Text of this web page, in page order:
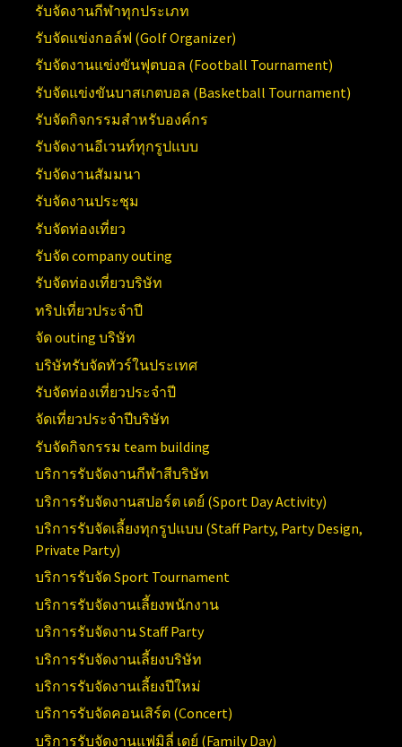
รับจัดงานกีฬาทุกประเภท
รับจัดแข่งกอล์ฟ (Golf Organizer)
รับจัดงานแข่งขันฟุตบอล (Football Tournament)
รับจัดแข่งขันบาสเกตบอล (Basketball Tournament)
รับจัดกิจกรรมสำหรับองค์กร
รับจัดงานอีเวนท์ทุกรูปแบบ
รับจัดงานสัมมนา
รับจัดงานประชุม
รับจัดท่องเที่ยว
รับจัด company outing
รับจัดท่องเที่ยวบริษัท
ทริปเที่ยวประจำปี
จัด outing บริษัท
บริษัทรับจัดทัวร์ในประเทศ
รับจัดท่องเที่ยวประจำปี
จัดเที่ยวประจำปีบริษัท
รับจัดกิจกรรม team building
บริการรับจัดงานกีฬาสีบริษัท
บริการรับจัดงานสปอร์ต เดย์ (Sport Day Activity)
บริการรับจัดเลี้ยงทุกรูปแบบ (Staff Party, Party Design,
Private Party)
บริการรับจัดSport Tournament
บริการรับจัดงานเลี้ยงพนักงาน
บริการรับจัดงานStaff Party
บริการรับจัดงานเลี้ยงบริษัท
บริการรับจัดงานเลี้ยงปีใหม่
บริการรับจัดคอนเสิร์ต (Concert)
บริการรับจัดงานแฟมิลี่ เดย์ (Family Day)